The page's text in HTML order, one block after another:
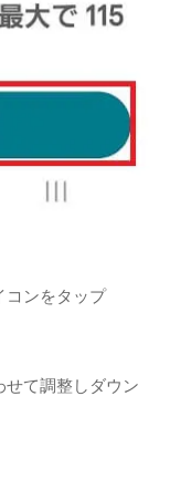
コンをタップ
せて調整しダウン